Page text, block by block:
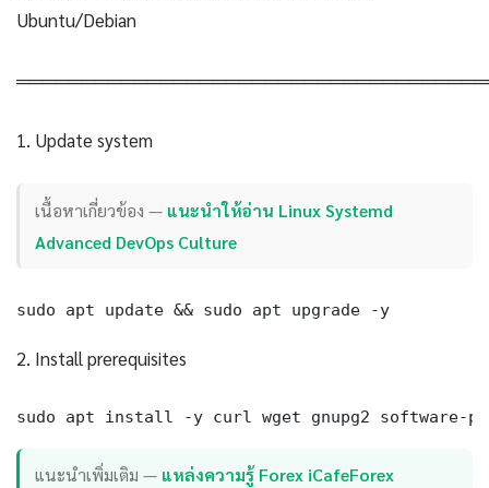
Ubuntu/Debian
1. Update system
เนื้อหาเกี่ยวข้อง — แนะนำให้อ่าน Linux Systemd
Advanced DevOps Culture
sudo apt update && sudo apt upgrade -y
2. Install prerequisites
sudo apt install -y curl wget gnupg2 software-
แนะนำเพิ่มเติม — แหล่งความรู้ Forex iCafeForex